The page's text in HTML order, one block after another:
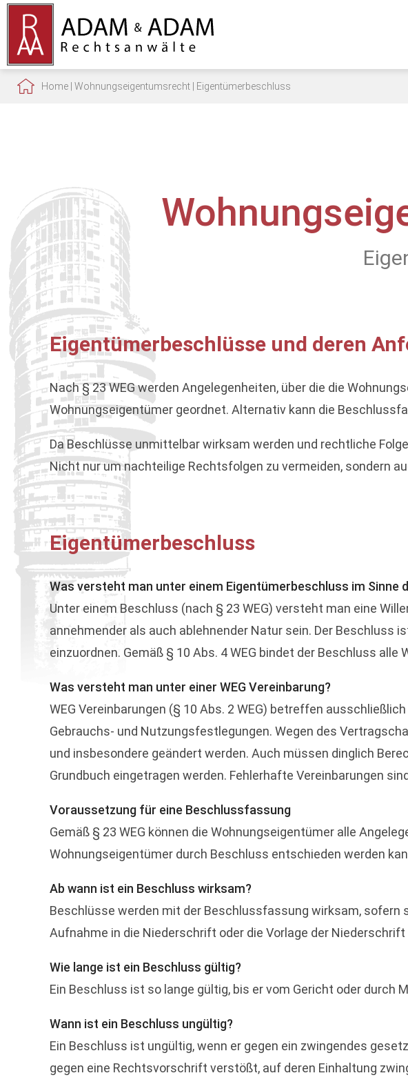
Home Wohnungseigentumsrecht Eigentümerbeschluss
Eigentümerbeschlüsse und deren
Nach § 23 WEG werden Angelegenheiten, über die die
Wohnungseigentümer geordnet. Alternativ kann die
Da Beschlüsse unmittelbar wirksam werden und rechtliche
Nicht nur um nachteilige Rechtsfolgen zu vermeiden, sondern
Eigentümerbeschluss
Was versteht man unter einem Eigentümerbeschluss im Sinne
Unter einem Beschluss (nach § 23 WEG) versteht man eine
annehmender als auch ablehnender Natur sein. Der
einzuordnen. Gemäß § 10 Abs. 4 WEG bindet der Beschluss
Was versteht man unter einer WEG Vereinbarung?
WEG Vereinbarungen (§ 10 Abs. 2 WEG) betreffen
Gebrauchs- und Nutzungsfestlegungen. Wegen des
und insbesondere geändert werden. Auch müssen dinglich
Grundbuch eingetragen werden. Fehlerhafte Vereinbarungen
Voraussetzung für eine Beschlussfassung
Gemäß § 23 WEG können die Wohnungseigentümer alle
Wohnungseigentümer durch Beschluss entschieden werden
Ab wann ist ein Beschluss wirksam?
Beschlüsse werden mit der Beschlussfassung wirksam, sofern
Aufnahme in die Niederschrift oder die Vorlage der
Wie lange ist ein Beschluss gültig?
Ein Beschluss ist so lange gültig, bis er vom Gericht oder
Wann ist ein Beschluss ungültig?
Ein Beschluss ist ungültig, wenn er gegen ein zwingendes
gegen eine Rechtsvorschrift verstößt, auf deren Einhaltung